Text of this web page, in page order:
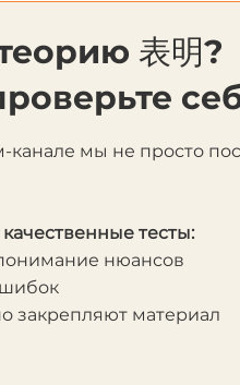
表明?
канале мы не просто
тесты:
нюансов
закрепляют материал